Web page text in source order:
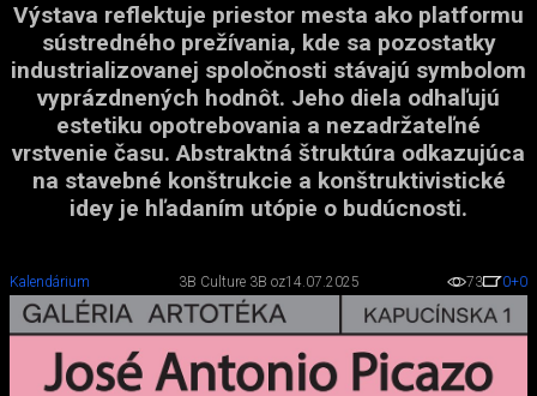
Výstava reflektuje priestor mesta ako platformu
sústredného prežívania, kde sa pozostatky
industrializovanej spoločnosti stávajú symbolom
vyprázdnených hodnôt. Jeho diela odhaľujú
estetiku opotrebovania a nezadržateľné
vrstvenie času. Abstraktná štruktúra odkazujúca
na stavebné konštrukcie a konštruktivistické
idey je hľadaním utópie o budúcnosti.
Kalendárium 3B Culture 3B oz14.07.2025 73 0+0